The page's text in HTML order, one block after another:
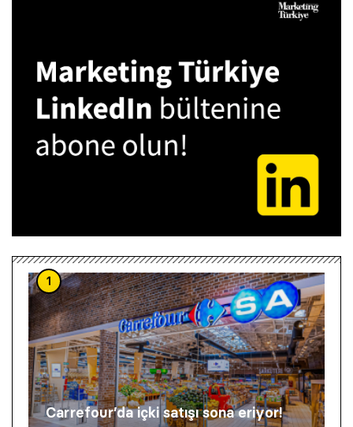
1
Carrefour’da içki satışı sona eriyor!